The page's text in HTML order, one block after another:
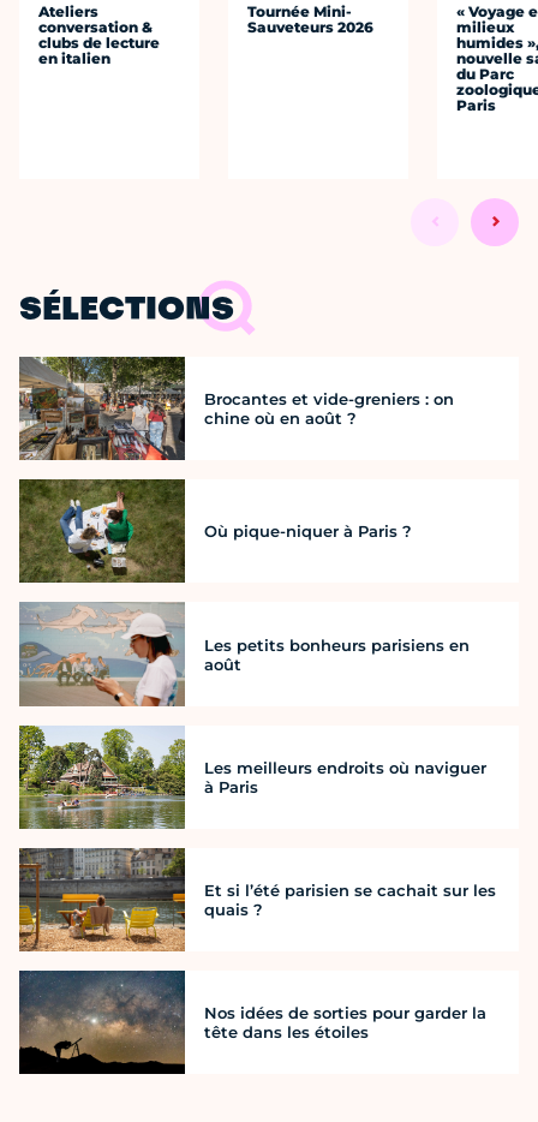
Ateliers
conversation &
clubs de lecture
en italien
Tournée Mini-
Sauveteurs 2026
« Voyage
milieux
humides
nouvelle
du Parc
Paris
SÉLECTIONS
Brocantes et vide-greniers : on
chine où en août ?
Où pique-niquer à Paris ?
Les petits bonheurs parisiens en
août
Les meilleurs endroits où naviguer
à Paris
Et si l’été parisien se cachait sur les
quais ?
Nos idées de sorties pour garder la
tête dans les étoiles